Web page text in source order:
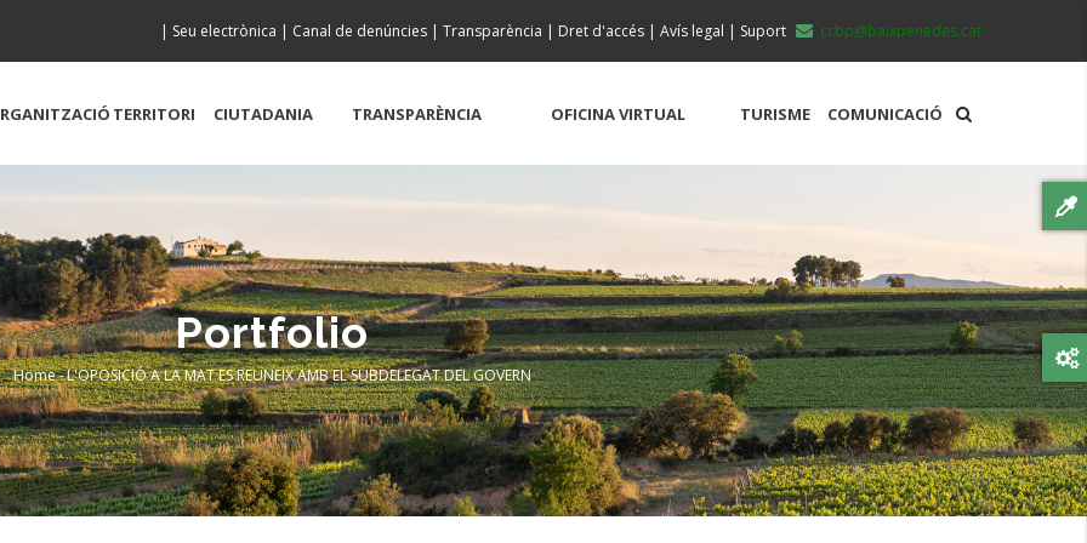
ccbp@baixpenedes.cat
| Seu electrònica | Canal de denúncies | Transparència | Dret d'accés | Avís legal | Suport
TERRITORI CIUTADANIA TRANSPARÈNCIA OFICINA VIRTUAL TURISME COMUNICACIÓ
Portfolio
Breadcrumb
Home-L'OPOSICIÓ A LA MAT ES REUNEIX AMB EL SUBDELEGAT DEL GOVERN